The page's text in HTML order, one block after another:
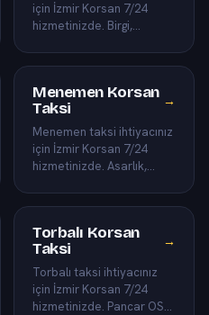
için İzmir Korsan 7/24
hizmetinizde. Birgi,
Menemen Korsan
Taksi
→
Menemen taksi ihtiyacınız
için İzmir Korsan 7/24
hizmetinizde. Asarlık,
Torbalı Korsan
Taksi
→
Torbalı taksi ihtiyacınız
için İzmir Korsan 7/24
hizmetinizde. Pancar OSB,